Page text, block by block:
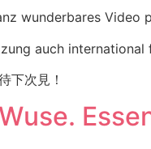
wunderbares
auch
下次見！